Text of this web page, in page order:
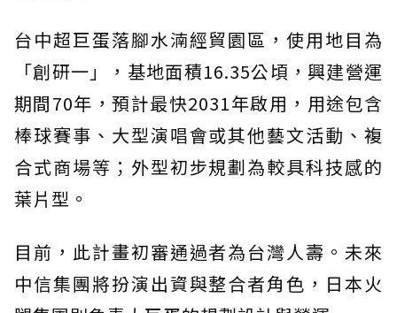
台中超巨蛋落腳水湳經貿園區，使用地目為
「創研一」，基地面積16.35公頃，興建營運
期間70年，預計最快2031年啟用，用途包含
棒球賽事、大型演唱會或其他藝文活動、複
合式商場等；外型初步規劃為較具科技感的
葉片型。
目前，此計畫初審通過者為台灣人壽。未來
中信集團將扮演出資與整合者角色，日本火